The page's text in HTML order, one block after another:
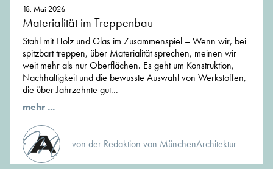
18. Mai 2026
Materialität im Treppenbau
Stahl mit Holz und Glas im Zusammenspiel – Wenn wir, bei
spitzbart treppen, über Materialität sprechen, meinen wir
weit mehr als nur Oberflächen. Es geht um Konstruktion,
Nachhaltigkeit und die bewusste Auswahl von Werkstoffen,
die über Jahrzehnte gut...
mehr ...
von der Redaktion von MünchenArchitektur